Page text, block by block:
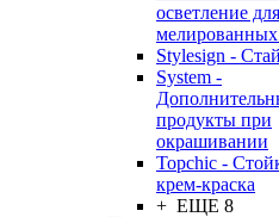
осветление для
мелированных
Stylesign -
System -
продукты при
окрашивании
Topchic -
крем-краска
+ ЕЩЕ 8